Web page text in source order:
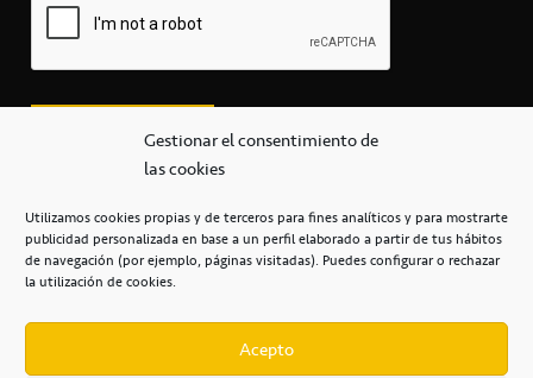
Gestionar el consentimiento de
las cookies
Utilizamos cookies propias y de terceros para fines analíticos y para mostrarte
publicidad personalizada en base a un perfil elaborado a partir de tus hábitos
de navegación (por ejemplo, páginas visitadas). Puedes configurar o rechazar
la utilización de cookies.
Acepto
secretaria@cbcanarias.es
+34 922 253 684
Casa del Deporte / 38108 – La Laguna